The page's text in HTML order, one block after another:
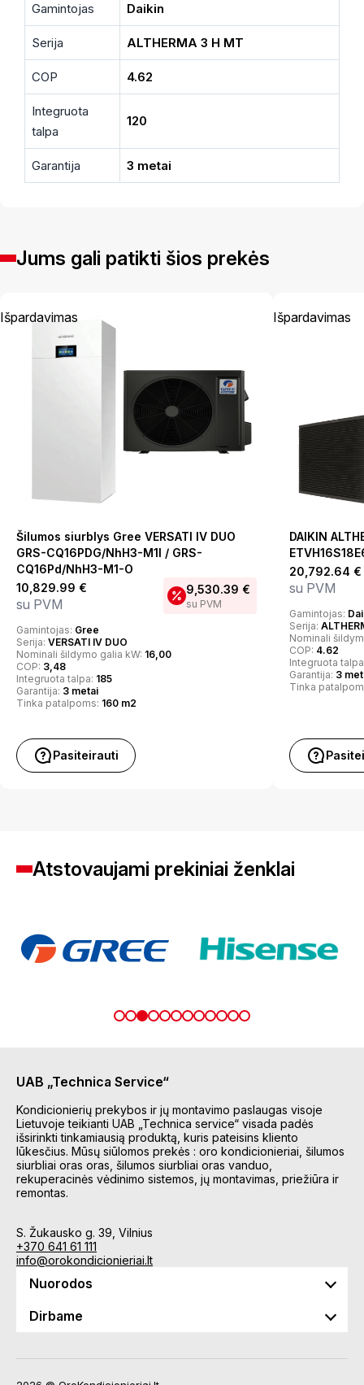
Gamintojas Daikin
Serija ALTHERMA 3 H MT
COP 4.62
Integruota
talpa
120
Garantija 3 metai
Jums gali patikti šios prekės
Išpardavimas
Šilumos siurblys Gree VERSATI IV DUO
GRS-CQ16PDG/NhH3-M1I / GRS-
CQ16Pd/NhH3-M1-O
10,829.99 €
su PVM
9,530.39 €
su PVM
Gamintojas: Gree
Serija: VERSATI IV DUO
Nominali šildymo galia kW: 16,00
COP: 3,48
Integruota talpa: 185
Garantija: 3 metai
Tinka patalpoms: 160 m2
Pasiteirauti
Išpardavimas
DAIKIN
20,792.64 €
su PVM
Gamintojas:
Serija:
Nominali
COP: 4.62
Integruota
Garantija: 3
Tinka
Atstovaujami prekiniai ženklai
UAB „Technica Service“
Kondicionierių prekybos ir jų montavimo paslaugas visoje
Lietuvoje teikianti UAB „Technica service“ visada padės
išsirinkti tinkamiausią produktą, kuris pateisins kliento
lūkesčius. Mūsų siūlomos prekės : oro kondicionieriai, šilumos
siurbliai oras oras, šilumos siurbliai oras vanduo,
rekuperacinės vėdinimo sistemos, jų montavimas, priežiūra ir
remontas.
S. Žukausko g. 39, Vilnius
+370 641 61 111
info@orokondicionieriai.lt
Nuorodos
Dirbame